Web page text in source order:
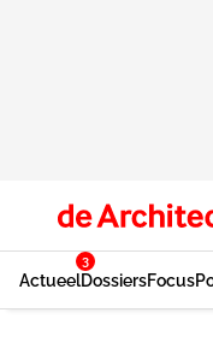
Actueel
3
DossiersFocus